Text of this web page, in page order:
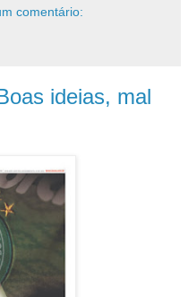
comentário:
ideias, mal